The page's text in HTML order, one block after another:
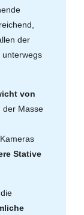
der
unterwegs
von
der Masse
Stative